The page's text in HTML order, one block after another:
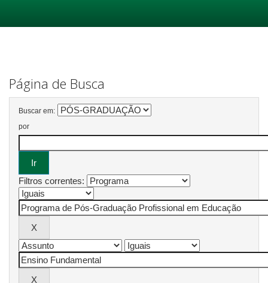
Página de Busca
Buscar em:
por
Filtros correntes: